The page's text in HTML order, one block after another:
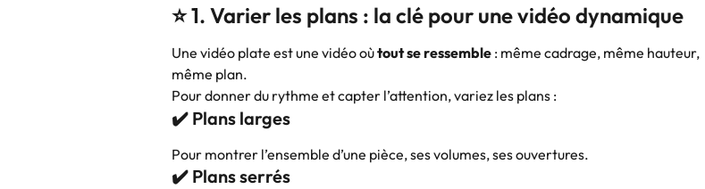
⭐ 1. Varier les plans : la clé pour une vidéo dynamique
Une vidéo plate est une vidéo où tout se ressemble : même cadrage, même hauteur,
même plan.
Pour donner du rythme et capter l’attention, variez les plans :
✔️ Plans larges
Pour montrer l’ensemble d’une pièce, ses volumes, ses ouvertures.
✔️ Plans serrés